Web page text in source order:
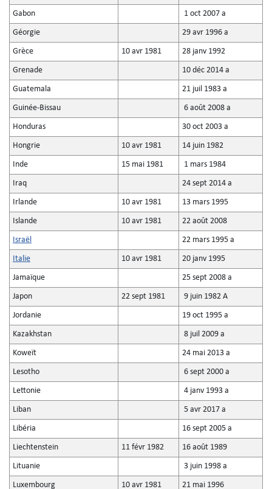
Gabon 1 oct 2007 a
Géorgie 29 avr 1996 a
Grèce 10 avr 1981 28 janv 1992
Grenade 10 déc 2014 a
Guatemala 21 juil 1983 a
Guinée-Bissau 6 août 2008 a
Honduras 30 oct 2003 a
Hongrie 10 avr 1981 14 juin 1982
Inde 15 mai 1981 1 mars 1984
Iraq 24 sept 2014 a
Irlande 10 avr 1981 13 mars 1995
Islande 10 avr 1981 22 août 2008
Israël 22 mars 1995 a
Italie 10 avr 1981 20 janv 1995
Jamaïque 25 sept 2008 a
Japon 22 sept 1981 9 juin 1982 A
Jordanie 19 oct 1995 a
Kazakhstan 8 juil 2009 a
Koweït 24 mai 2013 a
Lesotho 6 sept 2000 a
Lettonie 4 janv 1993 a
Liban 5 avr 2017 a
Libéria 16 sept 2005 a
Liechtenstein 11 févr 1982 16 août 1989
Lituanie 3 juin 1998 a
Luxembourg 10 avr 1981 21 mai 1996